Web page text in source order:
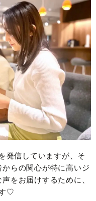
発信していますが、そ
らの関心が特に高いジ
をお届けするために、
♡